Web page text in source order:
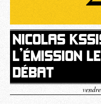
NICOLAS
L’ÉMISSION
DÉBAT